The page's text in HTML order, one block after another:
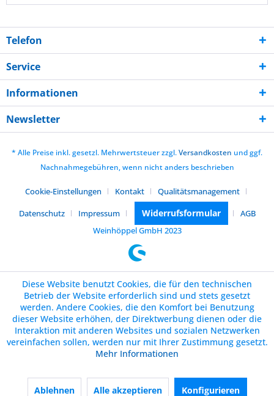
Telefon
Service
Informationen
Newsletter
* Alle Preise inkl. gesetzl. Mehrwertsteuer zzgl.Versandkosten und ggf.
Nachnahmegebühren, wenn nicht anders beschrieben
Cookie-Einstellungen Kontakt
Qualitätsmanagement
Datenschutz
Impressum Widerrufsformular
AGB
Weinhöppel GmbH 2023
Diese Website benutzt Cookies, die für den technischen
Betrieb der Website erforderlich sind und stets gesetzt
werden. Andere Cookies, die den Komfort bei Benutzung
dieser Website erhöhen, der Direktwerbung dienen oder die
Interaktion mit anderen Websites und sozialen Netzwerken
vereinfachen sollen, werden nur mit Ihrer Zustimmung gesetzt.
Mehr Informationen
Ablehnen Alle akzeptieren Konfigurieren